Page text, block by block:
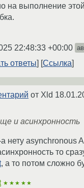
на выполнение
22:48:33 +00:00
ответы Ссылка
от Xld
и асинхронность
нету asynchronous
то
, а то потом сложно
★★★★★